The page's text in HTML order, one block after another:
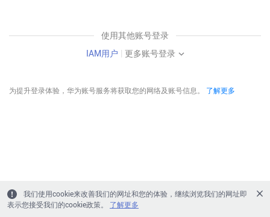
使用其他账号登录
IAM用户 | 更多账号登录
为提升登录体验，华为账号服务将获取您的网络及账号信息。 了解更多
我们使用cookie来改善我们的网址和您的体验，继续浏览我们的网址即
表示您接受我们的cookie政策。
了解更多